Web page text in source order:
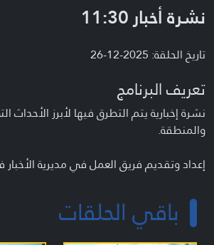
نشرة أخبار 11:30
تاريخ الحلقة: 2025-12-26
تعريف البرنامج
نشرة إخبارية يتم التطرق فيها لأبرز الأحداث
والمنطقة.
إعداد وتقديم فريق العمل في مديرية الأخبار
باقي الحلقات